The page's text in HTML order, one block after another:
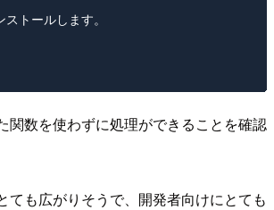
トールします。
関数を使わずに処理ができることを確認
ても広がりそうで、開発者向けにとても